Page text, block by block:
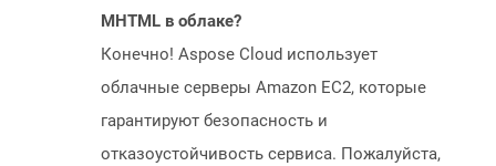
MHTML в облаке?
Конечно! Aspose Cloud использует
облачные серверы Amazon EC2, которые
гарантируют безопасность и
отказоустойчивость сервиса. Пожалуйста,